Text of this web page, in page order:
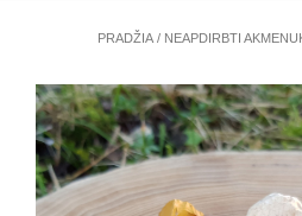
PRADŽIA/ NEAPDIRBTI